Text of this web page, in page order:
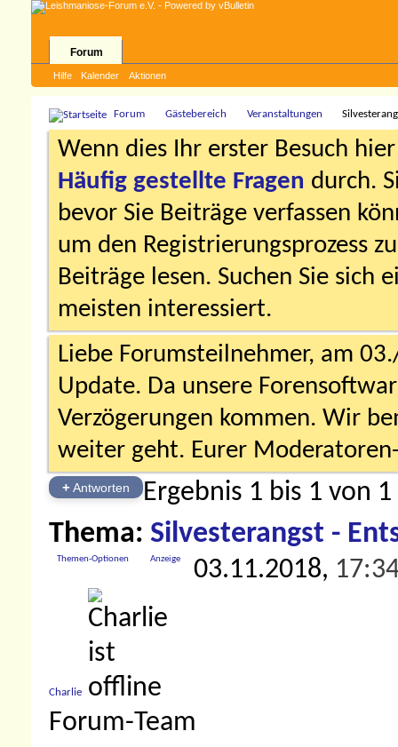
Forum
Hilfe Kalender Aktionen
Forum Gästebereich Veranstaltungen
Wenn dies Ihr erster Besuch
Häufig gestellte Fragen durch.
bevor Sie Beiträge verfassen
um den Registrierungsprozess
Beiträge lesen. Suchen Sie sich
meisten interessiert.
Liebe Forumsteilnehmer, am
Update. Da unsere
Verzögerungen kommen. Wir
weiter geht. Eurer
+Antworten Ergebnis 1 bis 1 von 1
Thema: Silvesterangst -
Themen-Optionen Anzeige 03.11.2018,
Charlie
Forum-Team